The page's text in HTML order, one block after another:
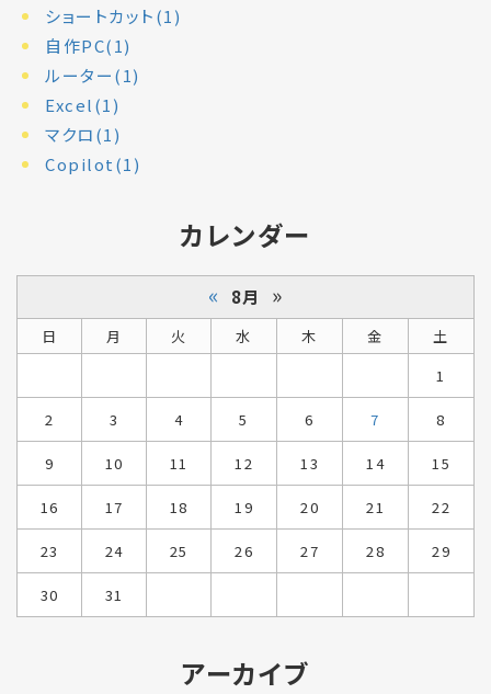
ショートカット(1)
自作PC(1)
ルーター(1)
Excel(1)
マクロ(1)
Copilot(1)
カレンダー
« 8月 »
日 月 火 水 木 金
土
1
2 3 4 5 6 7 8
9 10 11 12 13 14 15
16 17 18 19 20 21 22
23 24 25 26 27 28 29
30 31
アーカイブ